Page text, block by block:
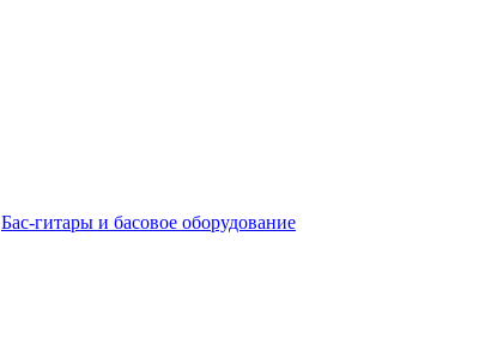
Бас-гитары и басовое оборудование